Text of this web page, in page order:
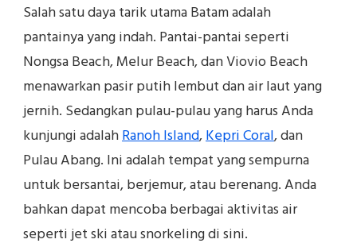
Salah satu daya tarik utama Batam adalah
pantainya yang indah. Pantai-pantai seperti
Nongsa Beach, Melur Beach, dan Viovio Beach
menawarkan pasir putih lembut dan air laut yang
jernih. Sedangkan pulau-pulau yang harus Anda
kunjungi adalahRanoh Island,Kepri Coral, dan
Pulau Abang. Ini adalah tempat yang sempurna
untuk bersantai, berjemur, atau berenang. Anda
bahkan dapat mencoba berbagai aktivitas air
seperti jet ski atau snorkeling di sini.